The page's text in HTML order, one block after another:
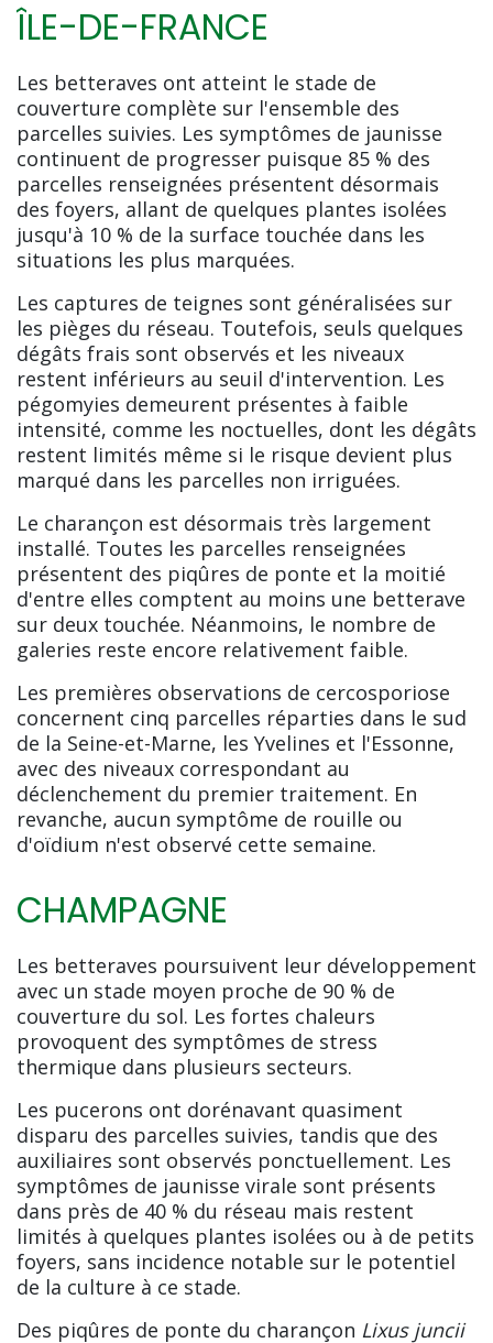
ÎLE-DE-FRANCE
Les betteraves ont atteint le stade de
couverture complète sur l'ensemble des
parcelles suivies. Les symptômes de jaunisse
continuent de progresser puisque 85 % des
parcelles renseignées présentent désormais
des foyers, allant de quelques plantes isolées
jusqu'à 10 % de la surface touchée dans les
situations les plus marquées.
Les captures de teignes sont généralisées sur
les pièges du réseau. Toutefois, seuls quelques
dégâts frais sont observés et les niveaux
restent inférieurs au seuil d'intervention. Les
pégomyies demeurent présentes à faible
intensité, comme les noctuelles, dont les dégâts
restent limités même si le risque devient plus
marqué dans les parcelles non irriguées.
Le charançon est désormais très largement
installé. Toutes les parcelles renseignées
présentent des piqûres de ponte et la moitié
d'entre elles comptent au moins une betterave
sur deux touchée. Néanmoins, le nombre de
galeries reste encore relativement faible.
Les premières observations de cercosporiose
concernent cinq parcelles réparties dans le sud
de la Seine-et-Marne, les Yvelines et l'Essonne,
avec des niveaux correspondant au
déclenchement du premier traitement. En
revanche, aucun symptôme de rouille ou
d'oïdium n'est observé cette semaine.
CHAMPAGNE
Les betteraves poursuivent leur développement
avec un stade moyen proche de 90 % de
couverture du sol. Les fortes chaleurs
provoquent des symptômes de stress
thermique dans plusieurs secteurs.
Les pucerons ont dorénavant quasiment
disparu des parcelles suivies, tandis que des
auxiliaires sont observés ponctuellement. Les
symptômes de jaunisse virale sont présents
dans près de 40 % du réseau mais restent
limités à quelques plantes isolées ou à de petits
foyers, sans incidence notable sur le potentiel
de la culture à ce stade.
Des piqûres de ponte du charançon Lixus juncii